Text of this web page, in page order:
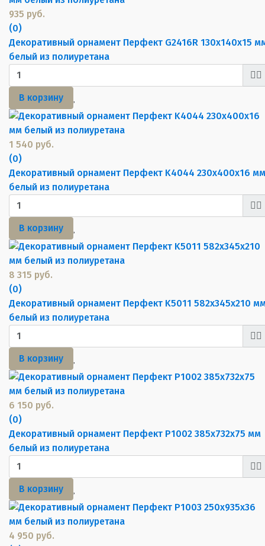
935 руб.
(0)
Декоративный орнамент Перфект G2416R 130х140х15
белый из полиуретана
В корзину
1 540 руб.
(0)
Декоративный орнамент Перфект K4044 230х400х16 мм
белый из полиуретана
В корзину
8 315 руб.
(0)
Декоративный орнамент Перфект K5011 582х345х210
белый из полиуретана
В корзину
6 150 руб.
(0)
Декоративный орнамент Перфект P1002 385х732х75 мм
белый из полиуретана
В корзину
4 950 руб.